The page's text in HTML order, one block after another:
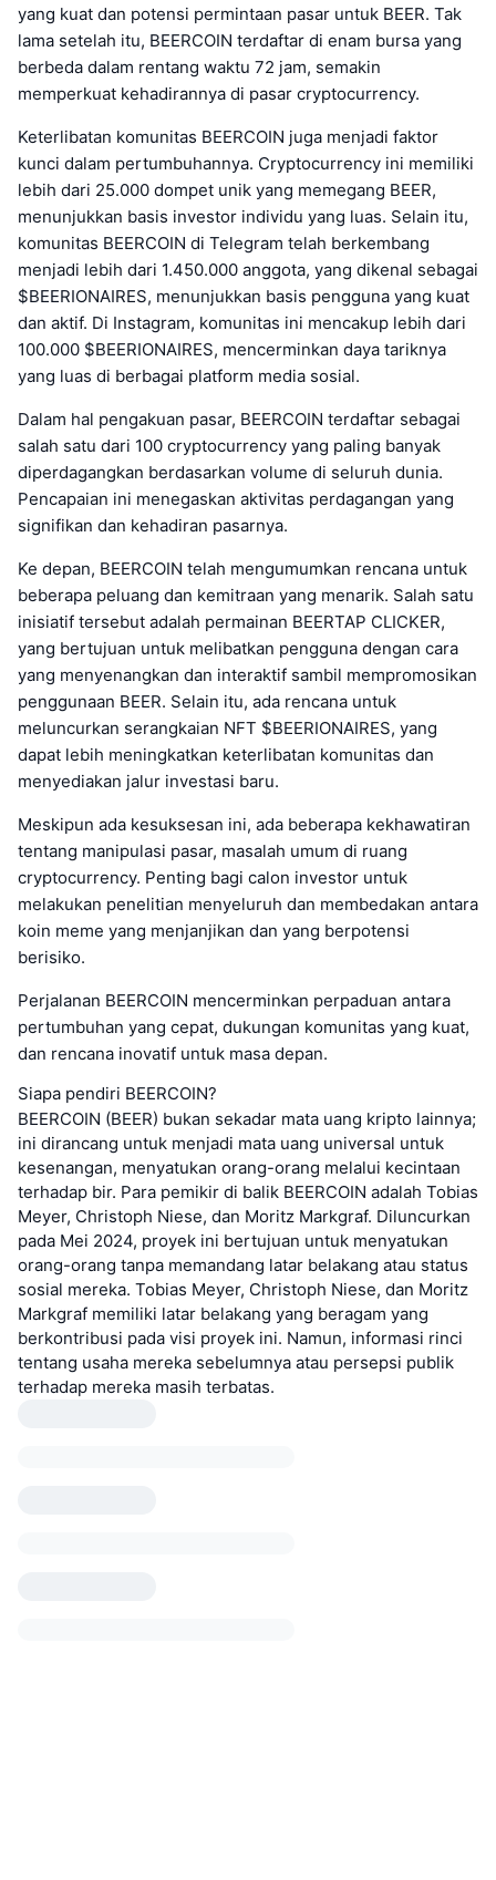
yang kuat dan potensi permintaan pasar untuk BEER. Tak
lama setelah itu, BEERCOIN terdaftar di enam bursa yang
berbeda dalam rentang waktu 72 jam, semakin
memperkuat kehadirannya di pasar cryptocurrency.
Keterlibatan komunitas BEERCOIN juga menjadi faktor
kunci dalam pertumbuhannya. Cryptocurrency ini memiliki
lebih dari 25.000 dompet unik yang memegang BEER,
menunjukkan basis investor individu yang luas. Selain itu,
komunitas BEERCOIN di Telegram telah berkembang
menjadi lebih dari 1.450.000 anggota, yang dikenal sebagai
$BEERIONAIRES, menunjukkan basis pengguna yang kuat
dan aktif. Di Instagram, komunitas ini mencakup lebih dari
100.000 $BEERIONAIRES, mencerminkan daya tariknya
yang luas di berbagai platform media sosial.
Dalam hal pengakuan pasar, BEERCOIN terdaftar sebagai
salah satu dari 100 cryptocurrency yang paling banyak
diperdagangkan berdasarkan volume di seluruh dunia.
Pencapaian ini menegaskan aktivitas perdagangan yang
signifikan dan kehadiran pasarnya.
Ke depan, BEERCOIN telah mengumumkan rencana untuk
beberapa peluang dan kemitraan yang menarik. Salah satu
inisiatif tersebut adalah permainan BEERTAP CLICKER,
yang bertujuan untuk melibatkan pengguna dengan cara
yang menyenangkan dan interaktif sambil mempromosikan
penggunaan BEER. Selain itu, ada rencana untuk
meluncurkan serangkaian NFT $BEERIONAIRES, yang
dapat lebih meningkatkan keterlibatan komunitas dan
menyediakan jalur investasi baru.
Meskipun ada kesuksesan ini, ada beberapa kekhawatiran
tentang manipulasi pasar, masalah umum di ruang
cryptocurrency. Penting bagi calon investor untuk
melakukan penelitian menyeluruh dan membedakan antara
koin meme yang menjanjikan dan yang berpotensi
berisiko.
Perjalanan BEERCOIN mencerminkan perpaduan antara
pertumbuhan yang cepat, dukungan komunitas yang kuat,
dan rencana inovatif untuk masa depan.
Siapa pendiri BEERCOIN?
BEERCOIN (BEER) bukan sekadar mata uang kripto lainnya;
ini dirancang untuk menjadi mata uang universal untuk
kesenangan, menyatukan orang-orang melalui kecintaan
terhadap bir. Para pemikir di balik BEERCOIN adalah Tobias
Meyer, Christoph Niese, dan Moritz Markgraf. Diluncurkan
pada Mei 2024, proyek ini bertujuan untuk menyatukan
orang-orang tanpa memandang latar belakang atau status
sosial mereka. Tobias Meyer, Christoph Niese, dan Moritz
Markgraf memiliki latar belakang yang beragam yang
berkontribusi pada visi proyek ini. Namun, informasi rinci
tentang usaha mereka sebelumnya atau persepsi publik
terhadap mereka masih terbatas.